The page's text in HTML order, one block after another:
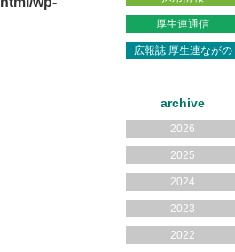
厚生連通信
広報誌 厚生連ながの
archive
2026
2025
2024
2023
2022